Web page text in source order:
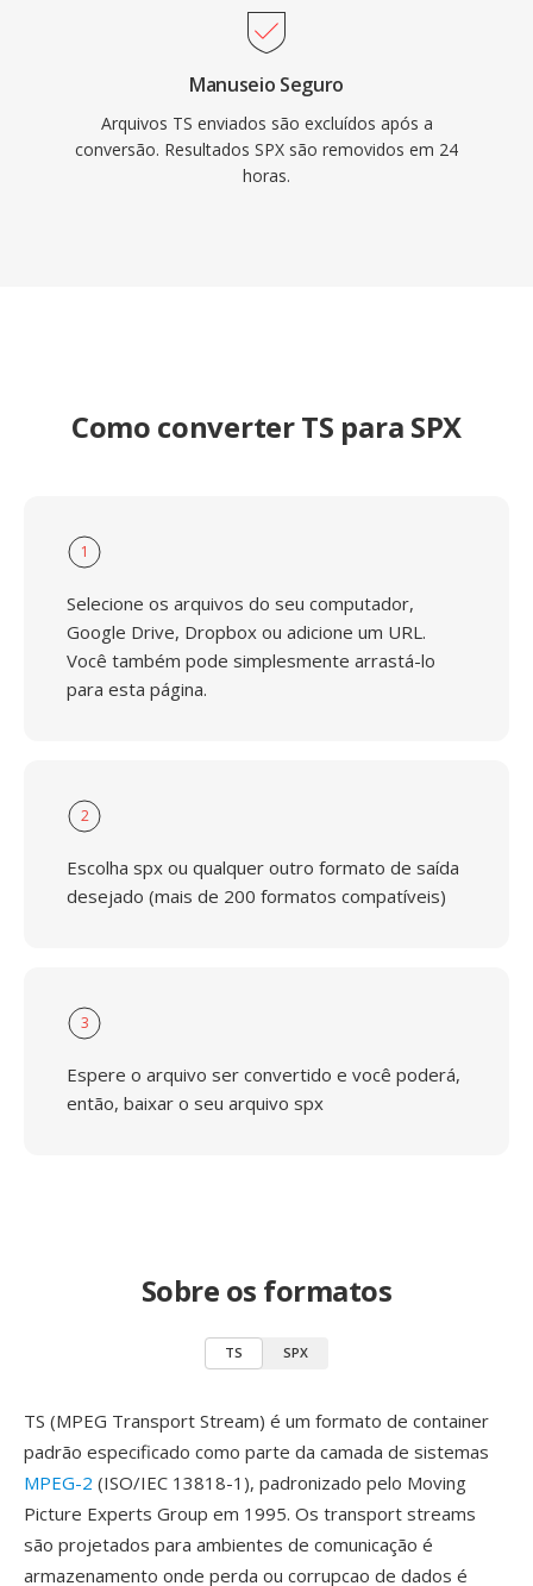
Manuseio Seguro
Arquivos TS enviados são excluídos após a
conversão. Resultados SPX são removidos em 24
horas.
Como converter TS para SPX
1
Selecione os arquivos do seu computador,
Google Drive, Dropbox ou adicione um URL.
Você também pode simplesmente arrastá-lo
para esta página.
2
Escolha spx ou qualquer outro formato de saída
desejado (mais de 200 formatos compatíveis)
3
Espere o arquivo ser convertido e você poderá,
então, baixar o seu arquivo spx
Sobre os formatos
TS SPX
TS (MPEG Transport Stream) é um formato de container
padrão especificado como parte da camada de sistemas
MPEG-2 (ISO/IEC 13818-1), padronizado pelo Moving
Picture Experts Group em 1995. Os transport streams
são projetados para ambientes de comunicação é
armazenamento onde perda ou corrupcao de dados é